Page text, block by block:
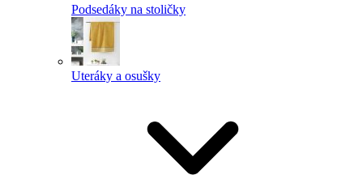
Podsedáky na stoličky
Uteráky a osušky